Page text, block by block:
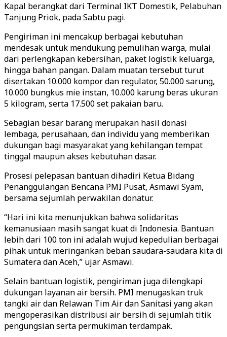
Kapal berangkat dari Terminal IKT Domestik, Pelabuhan
Tanjung Priok, pada Sabtu pagi.
Pengiriman ini mencakup berbagai kebutuhan
mendesak untuk mendukung pemulihan warga, mulai
dari perlengkapan kebersihan, paket logistik keluarga,
hingga bahan pangan. Dalam muatan tersebut turut
disertakan 10.000 kompor dan regulator, 50.000 sarung,
10.000 bungkus mie instan, 10.000 karung beras ukuran
5 kilogram, serta 17.500 set pakaian baru.
Sebagian besar barang merupakan hasil donasi
lembaga, perusahaan, dan individu yang memberikan
dukungan bagi masyarakat yang kehilangan tempat
tinggal maupun akses kebutuhan dasar.
Prosesi pelepasan bantuan dihadiri Ketua Bidang
Penanggulangan Bencana PMI Pusat, Asmawi Syam,
bersama sejumlah perwakilan donatur.
“Hari ini kita menunjukkan bahwa solidaritas
kemanusiaan masih sangat kuat di Indonesia. Bantuan
lebih dari 100 ton ini adalah wujud kepedulian berbagai
pihak untuk meringankan beban saudara-saudara kita di
Sumatera dan Aceh,” ujar Asmawi.
Selain bantuan logistik, pengiriman juga dilengkapi
dukungan layanan air bersih. PMI menugaskan truk
tangki air dan Relawan Tim Air dan Sanitasi yang akan
mengoperasikan distribusi air bersih di sejumlah titik
pengungsian serta permukiman terdampak.